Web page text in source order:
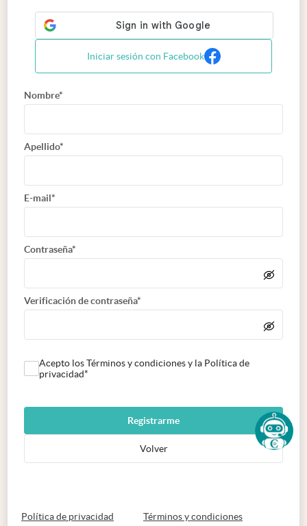
Iniciar sesión con Facebook
Nombre*
Apellido*
E-mail*
Contraseña*
Verificación de contraseña*
Acepto los Términos y condiciones y la Política de
privacidad*
Registrarme
Volver
Política de privacidad abre en nueva pestaña
Términos y condicionesabre en nueva